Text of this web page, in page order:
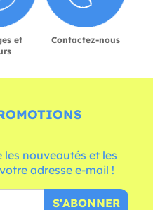
et
Contactez-nous
nouveautés et les
adresse e-mail !
S'ABONNER